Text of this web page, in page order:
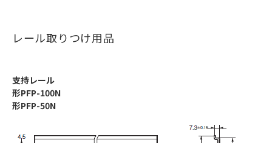
レール取りつけ用品
支持レール
形PFP-100N
形PFP-50N